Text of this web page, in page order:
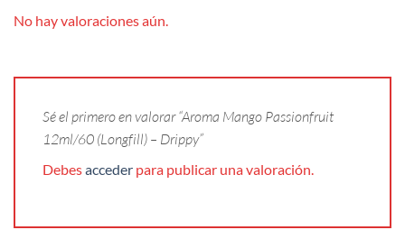
No hay valoraciones aún.
Sé el primero en valorar “Aroma Mango Passionfruit
12ml/60 (Longfill) – Drippy”
Debesacceder para publicar una valoración.